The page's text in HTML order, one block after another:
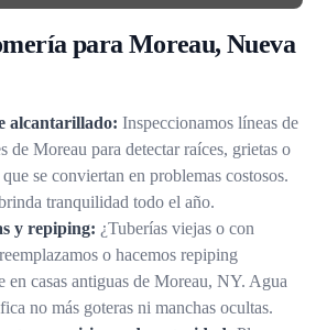
para Moreau, Nueva
alcantarillado: Inspeccionamos líneas de
de Moreau para detectar raíces, grietas o
se conviertan en problemas costosos.
tranquilidad todo el año.
y repiping: ¿Tuberías viejas o con
o hacemos repiping
en casas antiguas de Moreau, NY. Agua
no más goteras ni manchas ocultas.